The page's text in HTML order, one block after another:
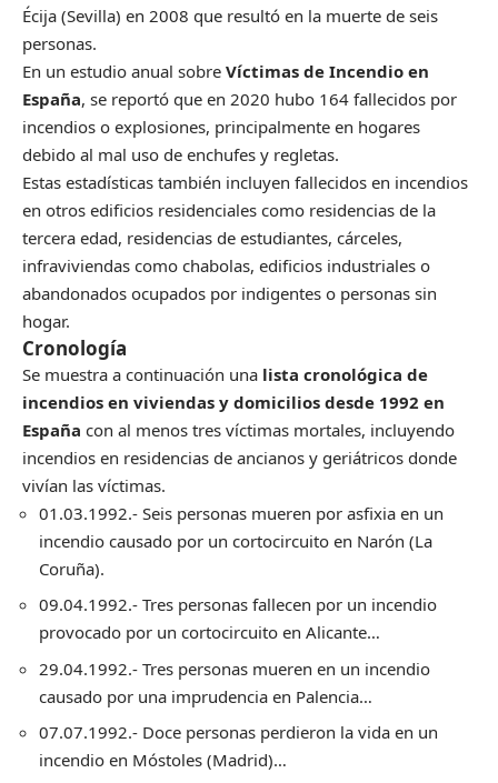
Écija (Sevilla) en 2008 que resultó en la muerte de seis
personas.
En un estudio anual sobre Víctimas de Incendio en
España, se reportó que en 2020 hubo 164 fallecidos por
incendios o explosiones, principalmente en hogares
debido al mal uso de enchufes y regletas.
Estas estadísticas también incluyen fallecidos en incendios
en otros edificios residenciales como residencias de la
tercera edad, residencias de estudiantes, cárceles,
infraviviendas como chabolas, edificios industriales o
abandonados ocupados por indigentes o personas sin
hogar.
Cronología
Se muestra a continuación una lista cronológica de
incendios en viviendas y domicilios desde 1992 en
España con al menos tres víctimas mortales, incluyendo
incendios en residencias de ancianos y geriátricos donde
vivían las víctimas.
01.03.1992.- Seis personas mueren por asfixia en un
incendio causado por un cortocircuito en Narón (La
Coruña).
09.04.1992.- Tres personas fallecen por un incendio
provocado por un cortocircuito en Alicante…
29.04.1992.- Tres personas mueren en un incendio
causado por una imprudencia en Palencia…
07.07.1992.- Doce personas perdieron la vida en un
incendio en Móstoles (Madrid)…